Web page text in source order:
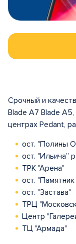
Срочный и
Blade A7 Blade
центрах Pedant,
ост. "Полины
ост. "Ильича”
ТРК "Арена"
ост.
ост. "Застава"
ТРЦ
Центр
ТЦ "Армада"